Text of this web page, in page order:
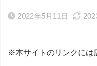
2022年5月11日
※本サイトのリンクには